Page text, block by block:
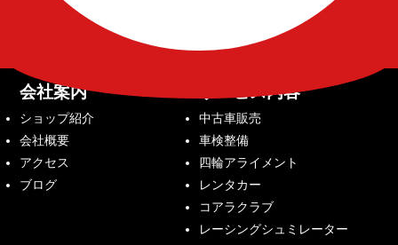
会社案内
ショップ紹介
会社概要
アクセス
ブログ
サービス内容
中古車販売
車検整備
四輪アライメント
レンタカー
コアラクラブ
レーシングシュミレーター